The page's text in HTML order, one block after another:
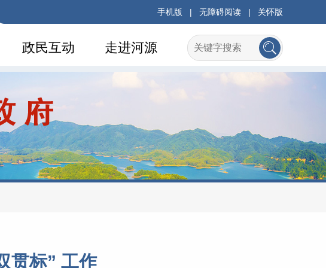
手机版 | 无障碍阅读 | 关怀版
走进河源
政民互动
贯标” 工作